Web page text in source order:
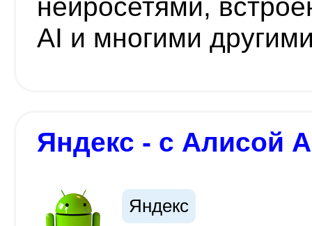
нейросетями,
AI и многими
Яндекс - с Алисой
Яндекс